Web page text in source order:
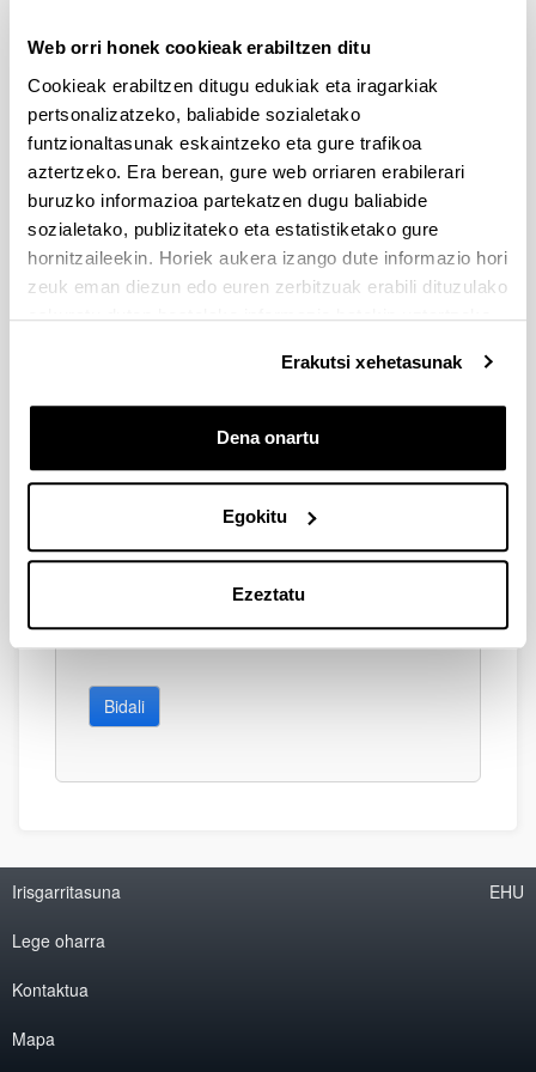
Web orri honek cookieak erabiltzen ditu
Cookieak erabiltzen ditugu edukiak eta iragarkiak
pertsonalizatzeko, baliabide sozialetako
funtzionaltasunak eskaintzeko eta gure trafikoa
aztertzeko. Era berean, gure web orriaren erabilerari
buruzko informazioa partekatzen dugu baliabide
sozialetako, publizitateko eta estatistiketako gure
hornitzaileekin. Horiek aukera izango dute informazio hori
zeuk eman diezun edo euren zerbitzuak erabili dituzulako
eskuratu duten bestelako informazio batekin uztartzeko.
Erakutsi xehetasunak
Dena onartu
Egokitu
Ezeztatu
eskaerak
Idatzi hemen zure iradokizuna edo eskaera
Derrigorrezko eremuak
Bidali
Irisgarritasuna
Lege oharra
Kontaktua
Mapa
EHU